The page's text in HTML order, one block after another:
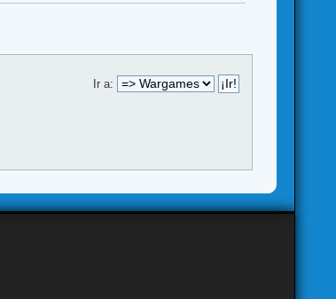
Ir a: